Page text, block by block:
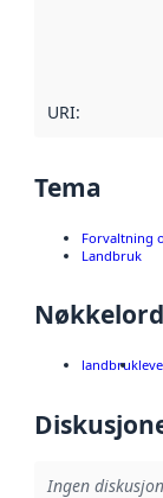
URI:
Tema
Forvaltning
Landbruk
Nøkkelord
landbruk
Ingen